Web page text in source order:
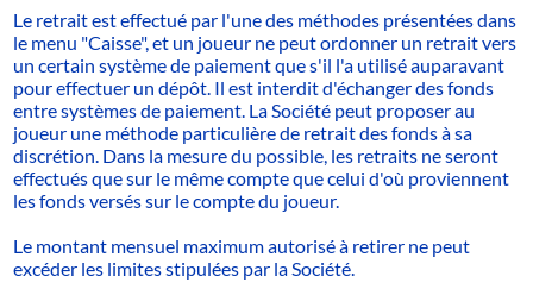
Le retrait est effectué par l'une des méthodes présentées dans
le menu "Caisse", et un joueur ne peut ordonner un retrait vers
un certain système de paiement que s'il l'a utilisé auparavant
pour effectuer un dépôt. Il est interdit d'échanger des fonds
entre systèmes de paiement. La Société peut proposer au
joueur une méthode particulière de retrait des fonds à sa
discrétion. Dans la mesure du possible, les retraits ne seront
effectués que sur le même compte que celui d'où proviennent
les fonds versés sur le compte du joueur.
Le montant mensuel maximum autorisé à retirer ne peut
excéder les limites stipulées par la Société.